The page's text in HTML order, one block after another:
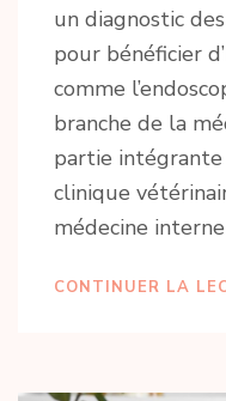
un diagnostic
pour bénéficier
comme
branche de la
partie intégrante
clinique
médecine
CONTINUER LA